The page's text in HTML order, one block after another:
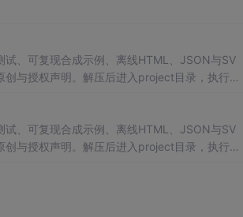
、可复现合成示例、离线HTML、JSON与SV
与授权声明。解压后进入project目录，执行np
试审计和课程实践。
、可复现合成示例、离线HTML、JSON与SV
与授权声明。解压后进入project目录，执行np
试审计和课程实践。